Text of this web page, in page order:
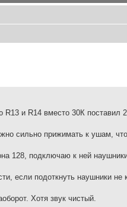
и R14 вместо 30К поставил
сильно прижимать к ушам,
128, подключаю к ней
если подоткнуть наушники
Хотя звук чистый.